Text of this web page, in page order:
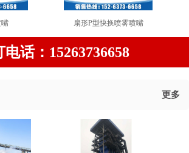
嘴 扇形P型快换喷雾喷嘴
电话：15263736658
更多